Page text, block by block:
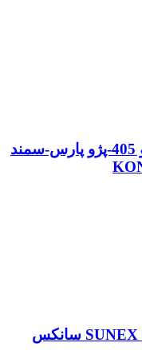
رینگ SM و بوش پیستون 1800 پژو 405-پژو پارس-سمند